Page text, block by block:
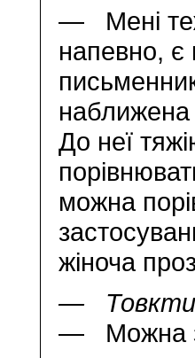
— Мені
напевно, є
наближена
До неї
можна
жіноча
— Товкти
— Можна